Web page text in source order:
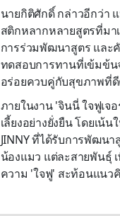
นายกิติศักดิ์ กล่าวอีกว่า
สติกหลากหลายสูตรที่มา
การร่วมพัฒนาสูตร และ
ทดสอบการทานที่เข้มข้น
อร่อยควบคู่กับสุขภาพที่
ภายในงาน 'จินนี่ ใจฟูเ
เลี้ยงอย่างยั่งยืน โดยเ
JINNY ที่ได้รับการพัฒน
น้องแมว แต่ละสายพันธุ์
ความ 'ใจฟู' สะท้อนแนว